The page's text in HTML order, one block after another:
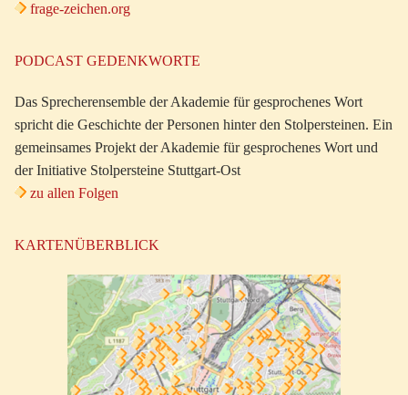
frage-zeichen.org
PODCAST GEDENKWORTE
Das Sprecherensemble der Akademie für gesprochenes Wort
spricht die Geschichte der Personen hinter den Stolpersteinen. Ein
gemeinsames Projekt der Akademie für gesprochenes Wort und
der Initiative Stolpersteine Stuttgart-Ost
zu allen Folgen
KARTENÜBERBLICK